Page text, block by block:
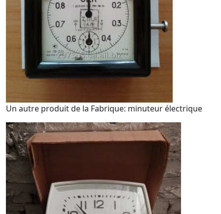
Un autre produit de la Fabrique: minuteur électrique